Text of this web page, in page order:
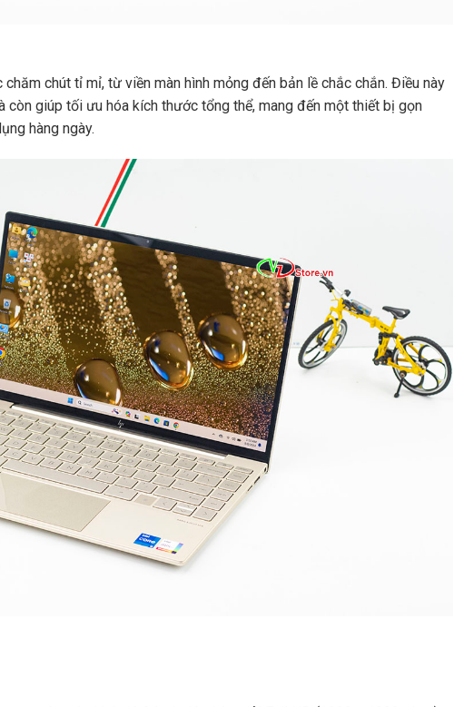
chút tỉ mỉ, từ viền màn hình mỏng đến bản lề chắc chắn. Điều này
còn giúp tối ưu hóa kích thước tổng thể, mang đến một thiết bị gọn
hàng ngày.